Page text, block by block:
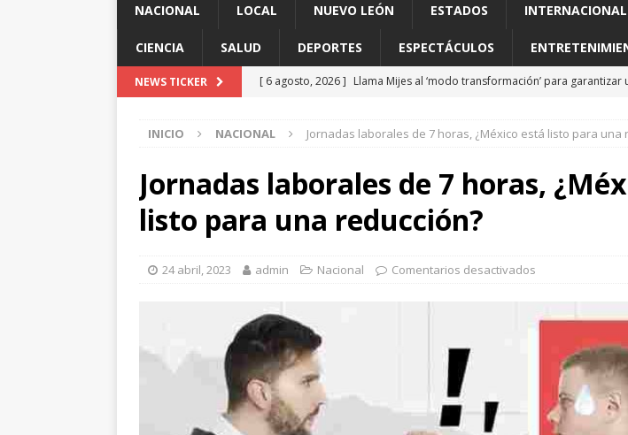
NACIONAL LOCAL NUEVO LEÓN ESTADOS INTERNACIONAL
CIENCIA SALUD DEPORTES ESPECTÁCULOS
NEWS TICKER [ 6 agosto, 2026 ] Llama Mijes al ‘modo transformación’ para
[ 6 agosto, 2026 ] Ya cantó el gallo
HISTORIA Y CURIOSIDADES
[ 6 agosto, 2026 ]
Carmen Lilia Canturosas consolida a Nuevo Laredo
[ 6 agosto, 2026 ] A Estado no le importan las personas vulnerables:
INICIO NACIONAL Jornadas laborales de 7 horas, ¿México está listo para una
Jornadas laborales de 7 horas,
listo para una reducción?
24 abril, 2023 admin Nacional Comentarios desactivados